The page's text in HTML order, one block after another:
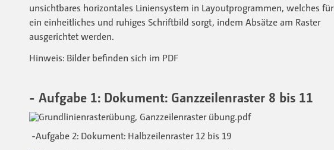
unsichtbares horizontales Liniensystem in Layoutprogrammen, welches für
ein einheitliches und ruhiges Schriftbild sorgt, indem Absätze am Raster
ausgerichtet werden.
Hinweis: Bilder befinden sich im PDF
- Aufgabe 1: Dokument: Ganzzeilenraster 8 bis 11
-Aufgabe 2: Dokument: Halbzeilenraster 12 bis 19